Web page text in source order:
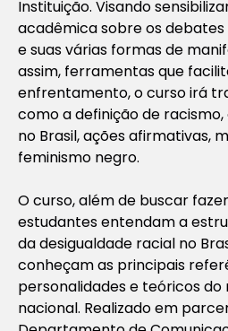
Instituição. Visando
acadêmica sobre os
e suas várias formas de
assim, ferramentas que
enfrentamento, o curso irá
como a definição de
no Brasil, ações afirmativas,
feminismo negro.
O curso, além de buscar
estudantes entendam a
da desigualdade racial no
conheçam as principais
personalidades e teóricos
nacional. Realizado em